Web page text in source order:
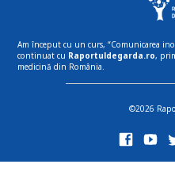
Am început cu un curs, “Comunicarea
continuat cu Raportuldegarda.ro,
medicină din România.
©2026